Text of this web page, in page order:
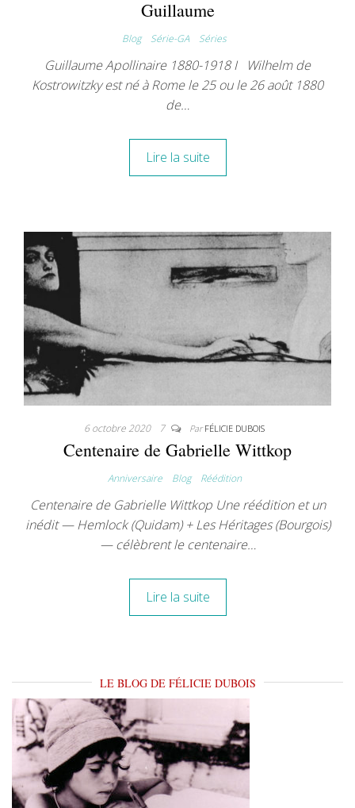
Guillaume
Blog Série-GA Séries
Guillaume Apollinaire 1880-1918 I Wilhelm de
Kostrowitzky est né à Rome le 25 ou le 26 août 1880
de…
Lire la suite
6 octobre 2020 7 ParFÉLICIE DUBOIS
Centenaire de Gabrielle Wittkop
Anniversaire Blog Réédition
Centenaire de Gabrielle Wittkop Une réédition et un
inédit — Hemlock (Quidam) + Les Héritages (Bourgois)
— célèbrent le centenaire…
Lire la suite
LE BLOG DE FÉLICIE DUBOIS